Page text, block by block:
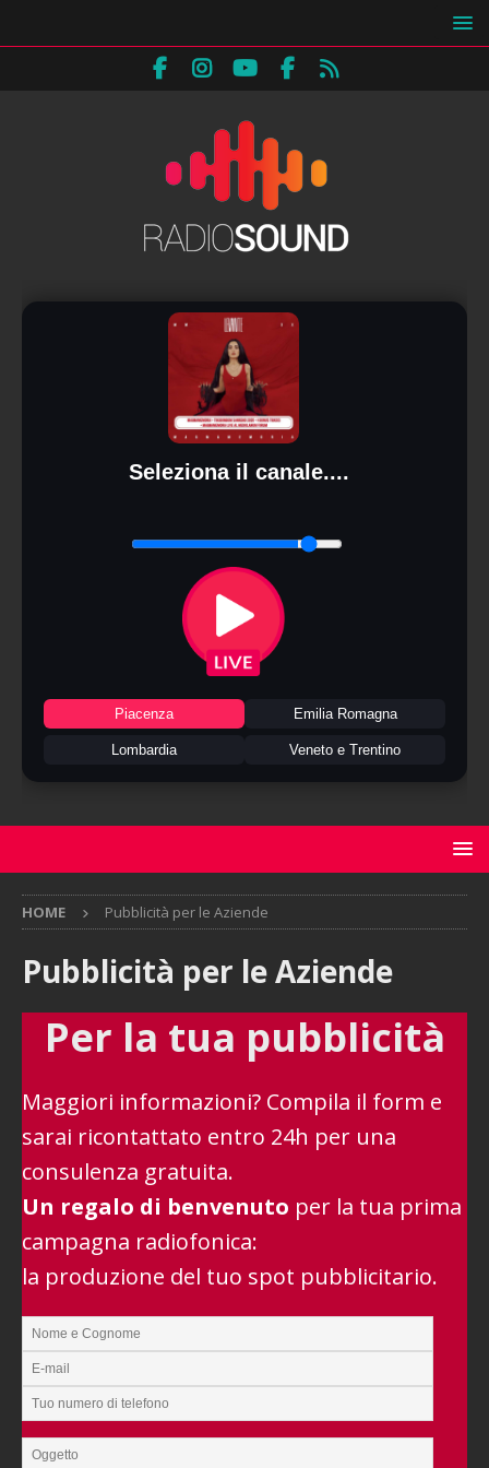
Seleziona il canale....
Piacenza Emilia Romagna
Lombardia Veneto e Trentino
HOME Pubblicità per le Aziende
Pubblicità per le Aziende
Per la tua pubblicità
Maggiori informazioni? Compila il form e
sarai ricontattato entro 24h per una
consulenza gratuita.
Un regalo di benvenuto per la tua prima
campagna radiofonica:
la produzione del tuo spot pubblicitario.